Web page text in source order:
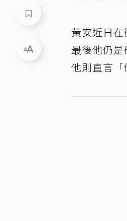
黃安近日
最後他仍
他則直言